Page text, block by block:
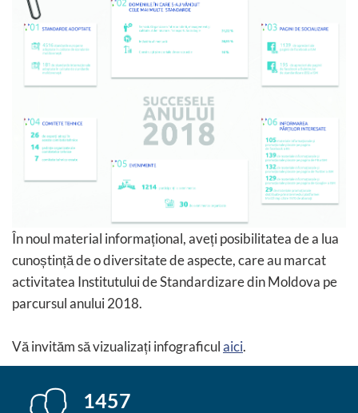
În noul material informațional, aveți posibilitatea de a lua
cunoștință de o diversitate de aspecte, care au marcat
activitatea Institutului de Standardizare din Moldova pe
parcursul anului 2018.
Vă invităm să vizualizați infograficulaici.
1457